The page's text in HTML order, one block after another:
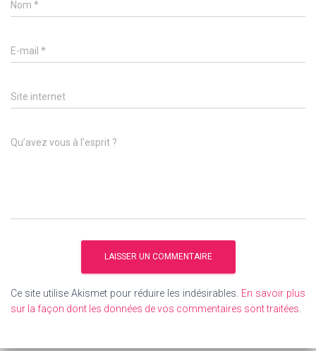
Nom *
E-mail *
Site internet
Qu’avez vous à l’esprit ?
Ce site utilise Akismet pour réduire les indésirables. En savoir plus
sur la façon dont les données de vos commentaires sont traitées